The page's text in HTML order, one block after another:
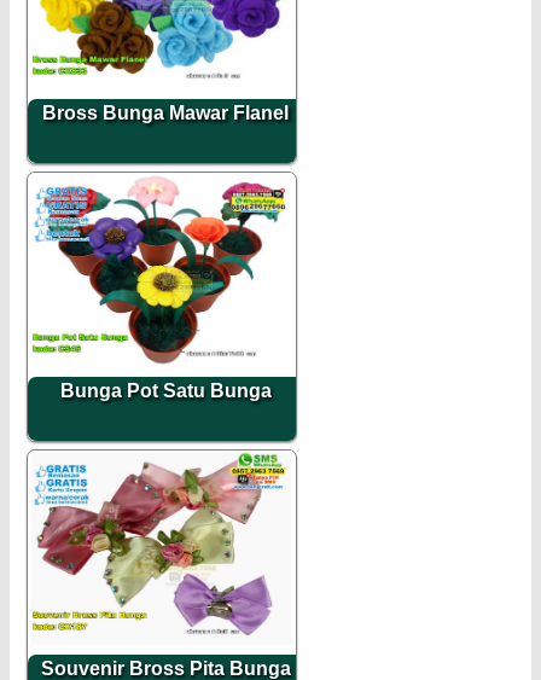
Bross Bunga Mawar Flanel
Bunga Pot Satu Bunga
Souvenir Bross Pita Bunga